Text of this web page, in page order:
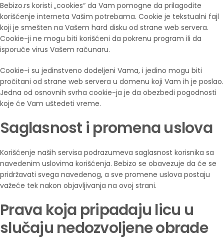
Bebizo.rs koristi „cookies“ da Vam pomogne da prilagodite
korišćenje interneta Vašim potrebama. Cookie je tekstualni fajl
koji je smešten na Vašem hard disku od strane web servera.
Cookie-ji ne mogu biti korišćeni da pokrenu program ili da
isporuče virus Vašem računaru.
Cookie-i su jedinstveno dodeljeni Vama, i jedino mogu biti
pročitani od strane web servera u domenu koji Vam ih je poslao.
Jedna od osnovnih svrha cookie-ja je da obezbedi pogodnosti
koje će Vam uštedeti vreme.
Saglasnost i promena uslova
Korišćenje naših servisa podrazumeva saglasnost korisnika sa
navedenim uslovima korišćenja. Bebizo se obavezuje da će se
pridržavati svega navedenog, a sve promene uslova postaju
važeće tek nakon objavljivanja na ovoj strani.
Prava koja pripadaju licu u
slučaju nedozvoljene obrade